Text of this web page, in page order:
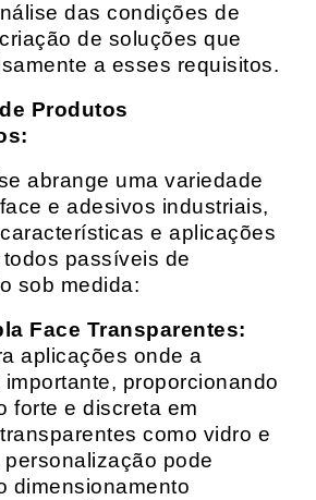
das condições de
de soluções que
a esses requisitos.
Produtos
abrange uma variedade
e adesivos industriais,
e aplicações
passíveis de
sob medida:
Face Transparentes:
aplicações onde a
proporcionando
forte e discreta em
como vidro e
personalização pode
dimensionamento